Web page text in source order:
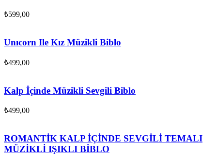
₺599,00
Unıcorn Ile Kız Müzikli Biblo
₺499,00
Kalp İçinde Müzikli Sevgili Biblo
₺499,00
ROMANTİK KALP İÇİNDE SEVGİLİ TEMALI
MÜZİKLİ IŞIKLI BİBLO